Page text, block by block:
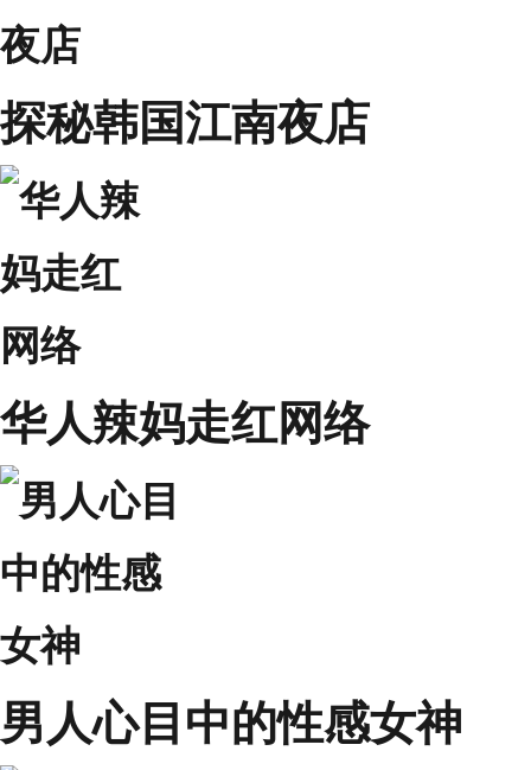
探秘韩国江南夜店
华人辣妈走红网络
男人心目中的性感女神